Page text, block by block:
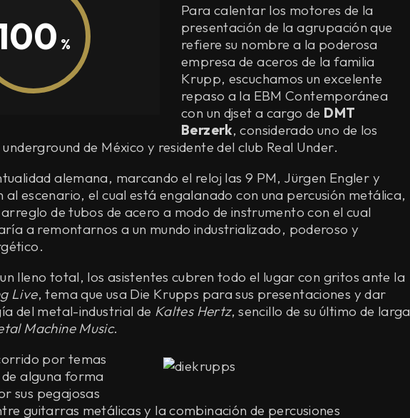
Para calentar los motores de la
presentación de la agrupación que
refiere su nombre a la poderosa
empresa de aceros de la familia
Krupp, escuchamos un excelente
repaso a la EBM Contemporánea
con un djset a cargo de DMT
Berzerk, considerado uno de los
underground de México y residente del club Real Under.
alemana, marcando el reloj las 9 PM, Jürgen Engler y
al escenario, el cual está engalanado con una percusión metálica,
de tubos de acero a modo de instrumento con el cual
a remontarnos a un mundo industrializado, poderoso y
lleno total, los asistentes cubren todo el lugar con gritos ante la
Live, tema que usa Die Krupps para sus presentaciones y dar
del metal-industrial de Kaltes Hertz, sencillo de su último de larga
Machine Music.
por temas
alguna forma
sus pegajosas
guitarras metálicas y la combinación de percusiones